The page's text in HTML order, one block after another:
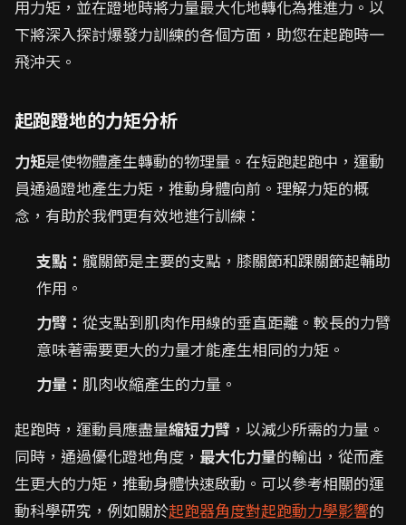
用力矩，並在蹬地時將力量最大化地轉化為推進力。以
下將深入探討爆發力訓練的各個方面，助您在起跑時一
飛沖天。
起跑蹬地的力矩分析
力矩是使物體產生轉動的物理量。在短跑起跑中，運動
員通過蹬地產生力矩，推動身體向前。理解力矩的概
念，有助於我們更有效地進行訓練：
支點： 髖關節是主要的支點，膝關節和踝關節起輔助
作用。
力臂： 從支點到肌肉作用線的垂直距離。較長的力臂
意味著需要更大的力量才能產生相同的力矩。
力量： 肌肉收縮產生的力量。
起跑時，運動員應盡量縮短力臂 ，以減少所需的力量。
同時，通過優化蹬地角度， 最大化力量的輸出，從而產
生更大的力矩，推動身體快速啟動。可以參考相關的運
動科學研究，例如關於起跑器角度對起跑動力學影響的